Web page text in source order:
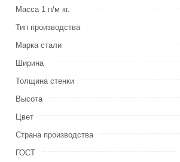
Масса 1 п/м кг.
Тип производства
Марка стали
Ширина
Толщина стенки
Высота
Цвет
Страна производства
ГОСТ